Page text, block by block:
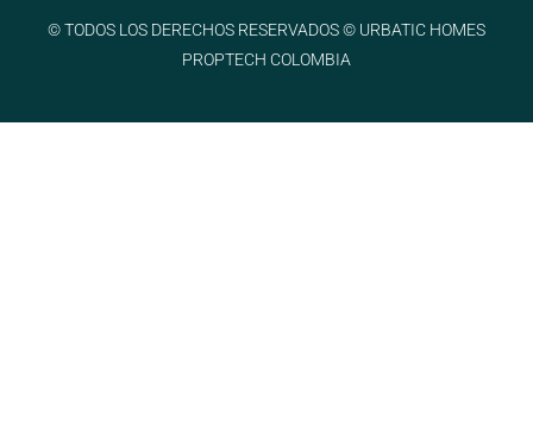
© TODOS LOS DERECHOS RESERVADOS © URBATIC HOMES
PROPTECH COLOMBIA